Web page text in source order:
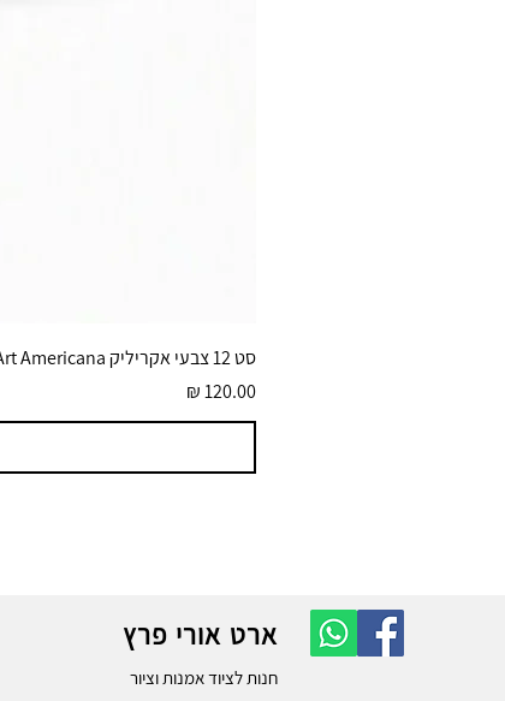
סט 12 צבעי אקריליק DecoArt Americana גוונים בוהקים 59 מ״ל
מחיר
ארט אורי פרץ
חנות לציוד אמנות וציור